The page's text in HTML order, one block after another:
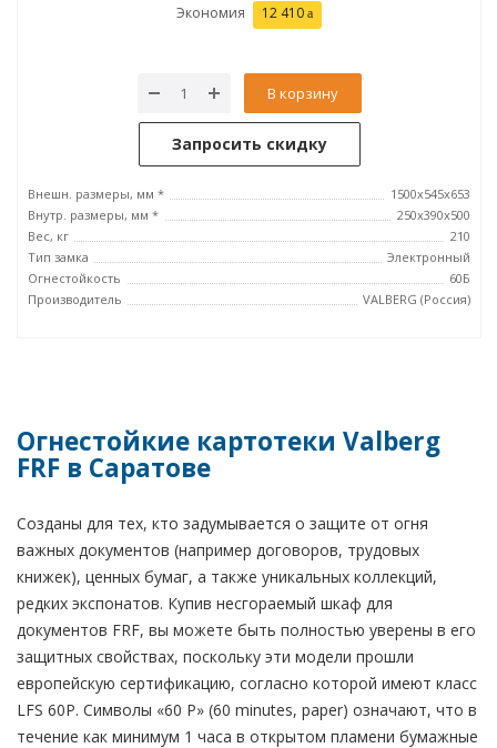
Экономия 12 410
В корзину
Запросить скидку
Внешн. размеры, мм *
1500x545x653
Внутр. размеры, мм *
250х390х500
Вес, кг
210
Тип замка
Электронный
Огнестойкость
60Б
Производитель
VALBERG (Россия)
Огнестойкие картотеки Valberg
FRF в Саратове
Созданы для тех, кто задумывается о защите от огня
важных документов (например договоров, трудовых
книжек), ценных бумаг, а также уникальных коллекций,
редких экспонатов. Купив несгораемый шкаф для
документов FRF, вы можете быть полностью уверены в его
защитных свойствах, поскольку эти модели прошли
европейскую сертификацию, согласно которой имеют класс
LFS 60P. Символы «60 P» (60 minutes, paper) означают, что в
течение как минимум 1 часа в открытом пламени бумажные